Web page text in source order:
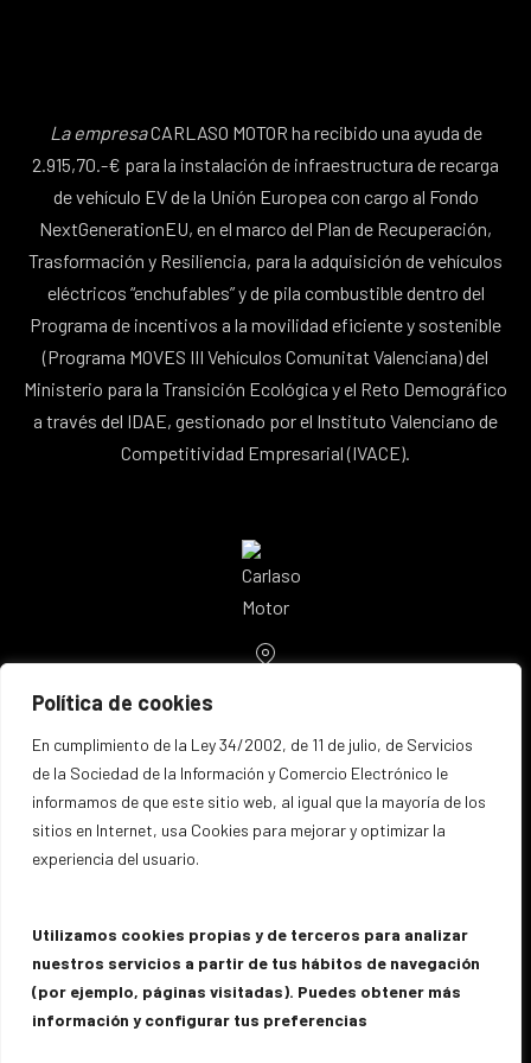
Política de cookies
En cumplimiento de la Ley 34/2002, de 11 de julio, de Servicios
de la Sociedad de la Información y Comercio Electrónico le
informamos de que este sitio web, al igual que la mayoría de los
sitios en Internet, usa Cookies para mejorar y optimizar la
experiencia del usuario.
Utilizamos cookies propias y de terceros para analizar
nuestros servicios a partir de tus hábitos de navegación
(por ejemplo, páginas visitadas). Puedes obtener más
información y configurar tus preferencias
La empresaCARLASO MOTOR ha recibido una ayuda de
2.915,70.-€ para la instalación de infraestructura de recarga
de vehículo EV de la Unión Europea con cargo al Fondo
NextGenerationEU, en el marco del Plan de Recuperación,
Trasformación y Resiliencia, para la adquisición de vehículos
eléctricos “enchufables” y de pila combustible dentro del
Programa de incentivos a la movilidad eficiente y sostenible
(Programa MOVES III Vehículos Comunitat Valenciana) del
Ministerio para la Transición Ecológica y el Reto Demográfico
a través del IDAE, gestionado por el Instituto Valenciano de
Competitividad Empresarial (IVACE).
03503 Benidorm
Email
info@carlasomotor.es
New Window
New Window
New Window